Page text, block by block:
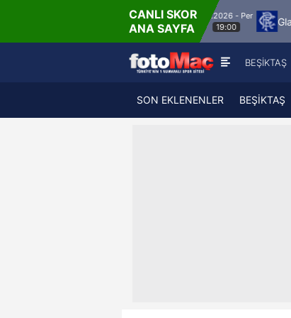
CANLI SKOR
ANA SAYFA
6.8.2026 - Per
19:00
Glasgow Rangers
BEŞİKTAŞ
SON EKLENENLER BEŞİKTAŞ